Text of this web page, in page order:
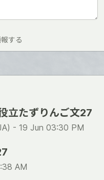
する
立たずりんご文27
- 19 Jun 03:30 PM
AM